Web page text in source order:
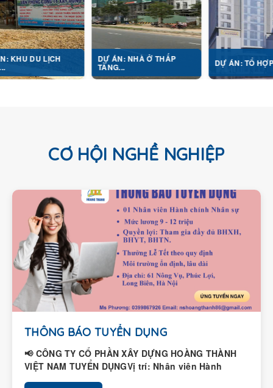
LỊCH DỰ ÁN: NHÀ Ở THẤP DỰ ÁN: TỔ HỢP Y TẾ...
CƠ HỘI NGHỀ NGHIỆP
THÔNG BÁO TUYỂN DỤNG
📢 CÔNG TY CỔ PHẦN XÂY DỰNG HOÀNG THÀNH
VIỆT NAM TUYỂN DỤNGVị trí: Nhân viên Hành
chính – Nhân...